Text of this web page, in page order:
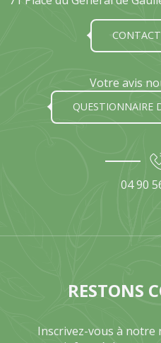
Votre avis
QUESTIONNAIRE
04 90
RESTONS
Inscrivez-vous à